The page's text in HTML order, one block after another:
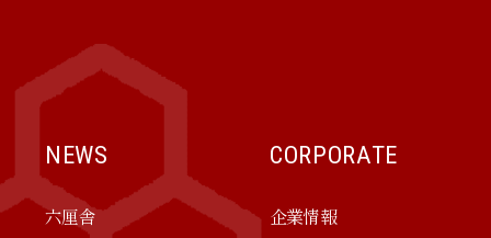
NEWS
六厘舎
CORPORATE
企業情報